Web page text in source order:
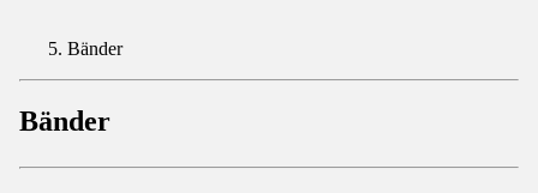
Bänder
Bänder